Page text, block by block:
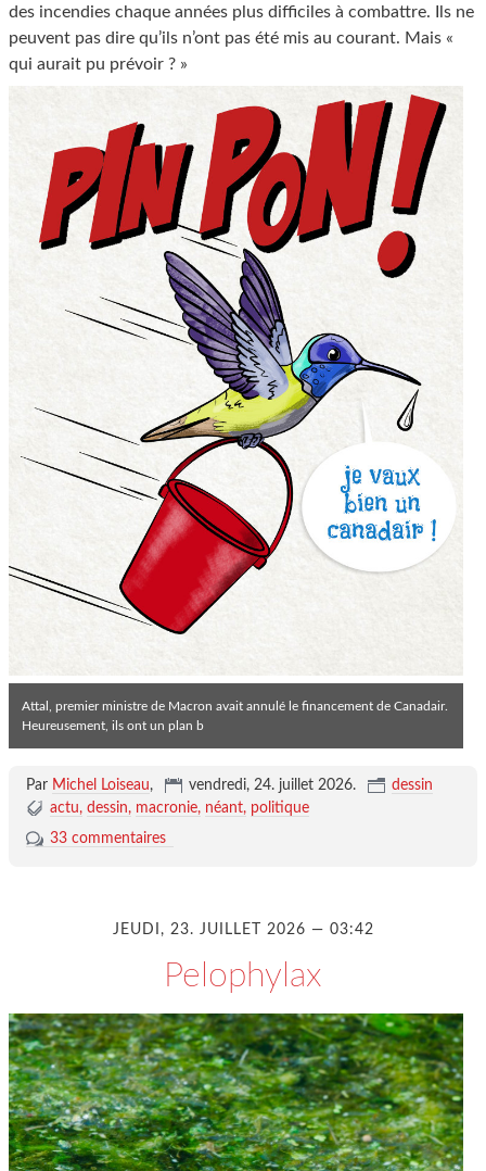
des incendies chaque années plus difficiles à combattre. Ils ne
peuvent pas dire qu’ils n’ont pas été mis au courant. Mais «
qui aurait pu prévoir ? »
Attal, premier ministre de Macron avait annulé le financement de Canadair.
Heureusement, ils ont un plan b
Par Michel Loiseau, vendredi, 24. juillet 2026.
dessin
actu dessin macronie néant politique
33 commentaires
JEUDI, 23. JUILLET 2026 — 03:42
Pelophylax